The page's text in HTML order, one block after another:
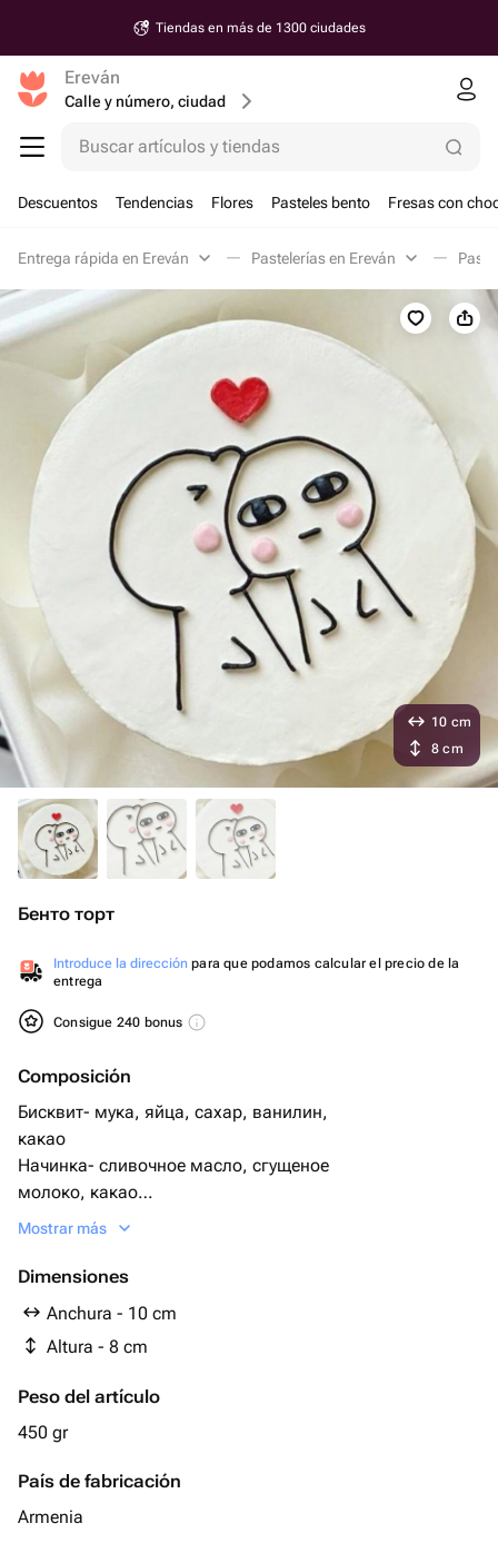
Tiendas en más de 1300 ciudades
Ereván
Calle y número, ciudad
Buscar artículos y tiendas
Descuentos Tendencias Flores Pasteles bento Fresas con
Entrega rápida en Ereván Pastelerías en Ereván
Бенто торт
Introduce la dirección para que podamos calcular el precio de la
entrega
Consigue 240 bonus
Composición
Бисквит- мука, яйца, сахар, ванилин,
какао
Начинка- сливочное масло, сгущеное
молоко, какао
Крем снаружи- сливки, сахар
Mostrar más
Dimensiones
Anchura - 10 cm
Altura - 8 cm
Peso del artículo
450 gr
País de fabricación
Armenia
10 cm
8 cm